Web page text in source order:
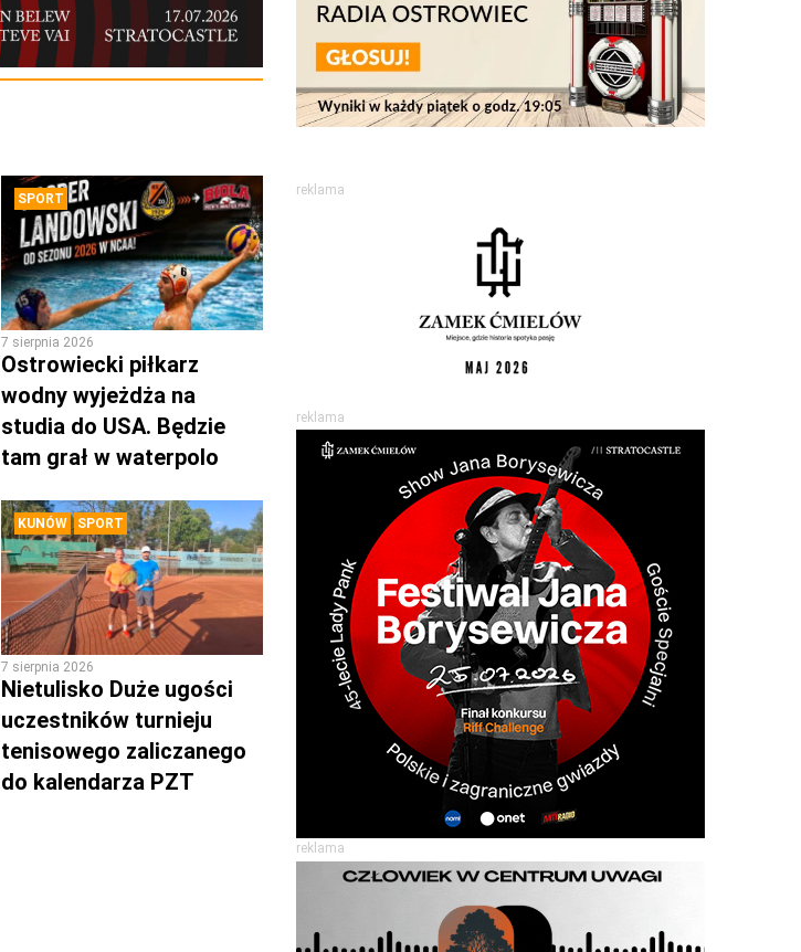
SPORT
7 sierpnia 2026
Ostrowiecki piłkarz
wodny wyjeżdża na
studia do USA. Będzie
tam grał w waterpolo
KUNÓW SPORT
7 sierpnia 2026
Nietulisko Duże ugości
uczestników turnieju
tenisowego zaliczanego
do kalendarza PZT
reklama
reklama
reklama